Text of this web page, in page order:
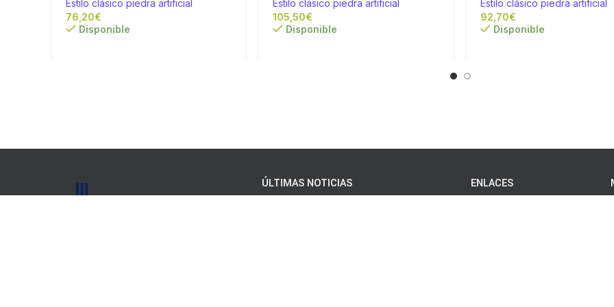
Estilo clásico piedra artificial
€
Disponible
Estilo clásico piedra artificial
€
Disponible
Estilo clásico piedra artificial
€
Disponible
ÚLTIMAS NOTICIAS ENLACES